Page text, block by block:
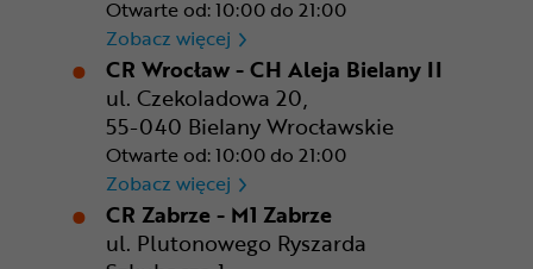
Otwarte od: 10:00 do 21:00
Zobacz więcej CR Warszawa - CH Okęcie
CR Wrocław - CH Aleja Bielany II
ul. Czekoladowa 20,
55-040 Bielany Wrocławskie
Otwarte od: 10:00 do 21:00
Zobacz więcej CR Wrocław - CH Aleja
CR Zabrze - M1 Zabrze
ul. Plutonowego Ryszarda